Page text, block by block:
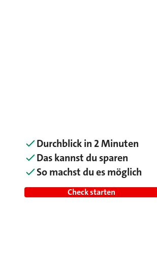
Durchblick in 2 Minuten
Das kannst du sparen
So machst du es möglich
Check starten